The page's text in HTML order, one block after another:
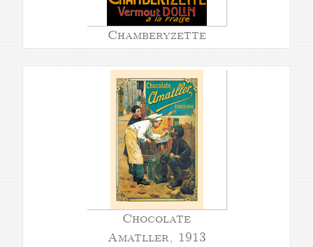
Chamberyzette
Chocolate
Amatller, 1913